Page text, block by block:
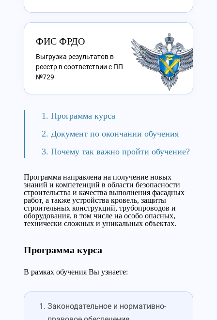
ФИС ФРДО
Выгрузка результатов в
реестр в соответствии с ПП
№729
Программа курса
Документ по окончании обучения
Почему так важно пройти обучение?
Программа направлена на получение новых
знаний и компетенций в области безопасности
строительства и качества выполнения фасадных
работ, а также устройства кровель, защиты
строительных конструкций, трубопроводов и
оборудования, в том числе на особо опасных,
технически сложных и уникальных объектах.
Программа курса
В рамках обучения Вы узнаете:
Законодательное и нормативно-